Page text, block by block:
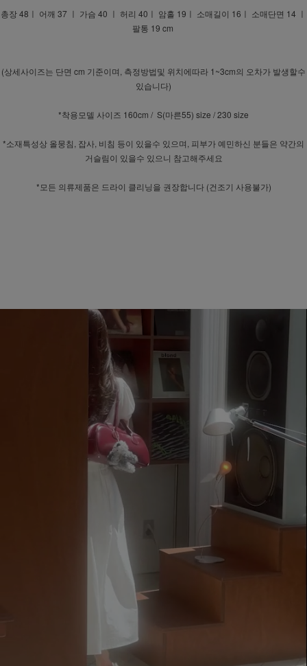
총장 48ㅣ 어깨 37 ㅣ 가슴 40 ㅣ 허리 40ㅣ 암홀 19ㅣ 소매길이 16ㅣ 소매단면 14 ㅣ
팔통 19 cm
(상세사이즈는 단면 cm 기준이며, 측정방법및 위치에따라 1~3cm의 오차가 발생할수
있습니다)
*착용모델 사이즈 160cm / S(마른55) size / 230 size
*소재특성상 올뭉침, 잡사, 비침 등이 있을수 있으며, 피부가 예민하신 분들은 약간의
거슬림이 있을수 있으니 참고해주세요
*모든 의류제품은 드라이 클리닝을 권장합니다 (건조기 사용불가)